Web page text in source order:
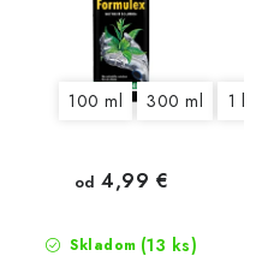
100 ml 300 ml 1 l
Skladom (13 ks)
od 4,99 €